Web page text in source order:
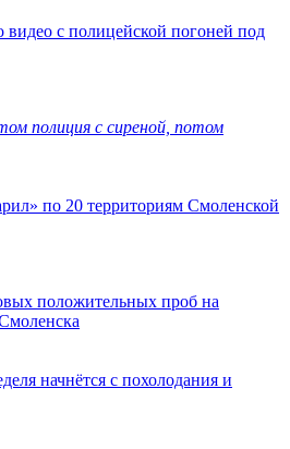
с полицейской погоней под
полиция с сиреной, потом
по 20 территориям Смоленской
положительных проб на
начнётся с похолодания и